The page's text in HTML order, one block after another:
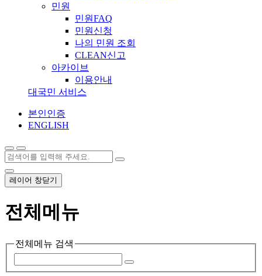
민원
민원FAQ
민원신청
나의 민원 조회
CLEAN신고
아카이브
이용안내
대국민 서비스
본인인증
ENGLISH
레이어 창닫기
전체메뉴
전체메뉴 검색